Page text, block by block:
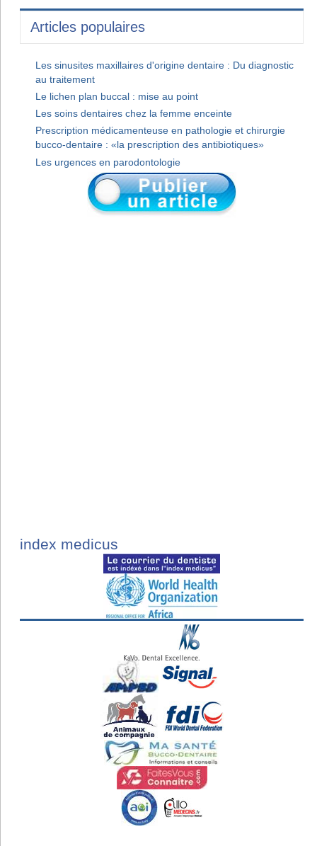
Articles populaires
Les sinusites maxillaires d'origine dentaire : Du diagnostic
au traitement
Le lichen plan buccal : mise au point
Les soins dentaires chez la femme enceinte
Prescription médicamenteuse en pathologie et chirurgie
bucco-dentaire : «la prescription des antibiotiques»
Les urgences en parodontologie
index medicus